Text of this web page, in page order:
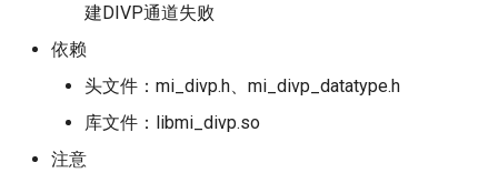
建DIVP通道失败
依赖
头文件：mi_divp.h、mi_divp_datatype.h
库文件：libmi_divp.so
注意